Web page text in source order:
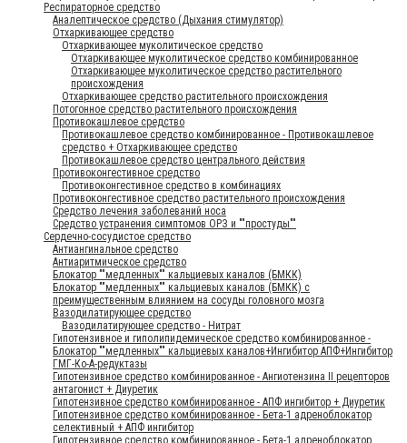
Респираторное средство
Аналептическое средство (Дыхания стимулятор)
Отхаркивающее средство
Отхаркивающее муколитическое средство
Отхаркивающее муколитическое средство комбинированное
Отхаркивающее муколитическое средство растительного
происхождения
Отхаркивающее средство растительного происхождения
Потогонное средство растительного происхождения
Противокашлевое средство
Противокашлевое средство комбинированное - Противокашлевое
средство + Отхаркивающее средство
Противокашлевое средство центрального действия
Противоконгестивное средство
Противоконгестивное средство в комбинациях
Противоконгестивное средство растительного происхождения
Средство лечения заболеваний носа
Средство устранения симптомов ОРЗ и ""простуды""
Сердечно-сосудистое средство
Антиангинальное средство
Антиаритмическое средство
Блокатор ""медленных"" кальциевых каналов (БМКК)
Блокатор ""медленных"" кальциевых каналов (БМКК) с
преимущественным влиянием на сосуды головного мозга
Вазодилатирующее средство
Вазодилатирующее средство - Нитрат
Гипотензивное и гиполипидемическое средство комбинированное -
Блокатор ""медленных"" кальциевых каналов+Ингибитор АПФ+Ингибитор
ГМГ-Ко-А-редуктазы
Гипотензивное средство комбинированное - Ангиотензина II рецепторов
антагонист + Диуретик
Гипотензивное средство комбинированное - АПФ ингибитор + Диуретик
Гипотензивное средство комбинированное - Бета-1 адреноблокатор
селективный + АПФ ингибитор